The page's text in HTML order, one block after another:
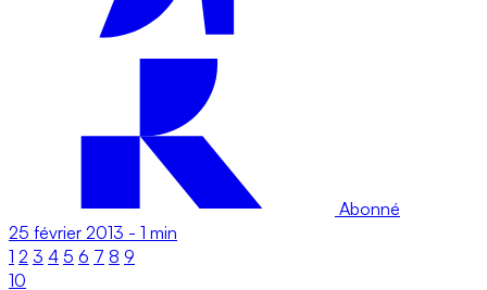
Abonné
25 février 2013 - 1 min
1 2 3 4 5 6 7 8 9
10